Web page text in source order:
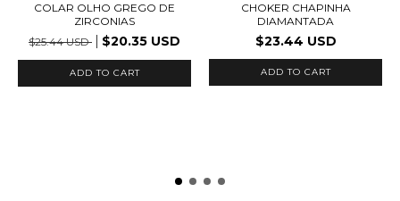
COLAR OLHO GREGO DE
ZIRCONIAS
$25.44 USD
$20.35 USD
CHOKER CHAPINHA
DIAMANTADA
$23.44 USD
ADD TO CART